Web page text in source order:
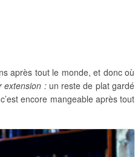
après tout le monde, et donc où
extension :un reste de plat gardé
encore mangeable après tout